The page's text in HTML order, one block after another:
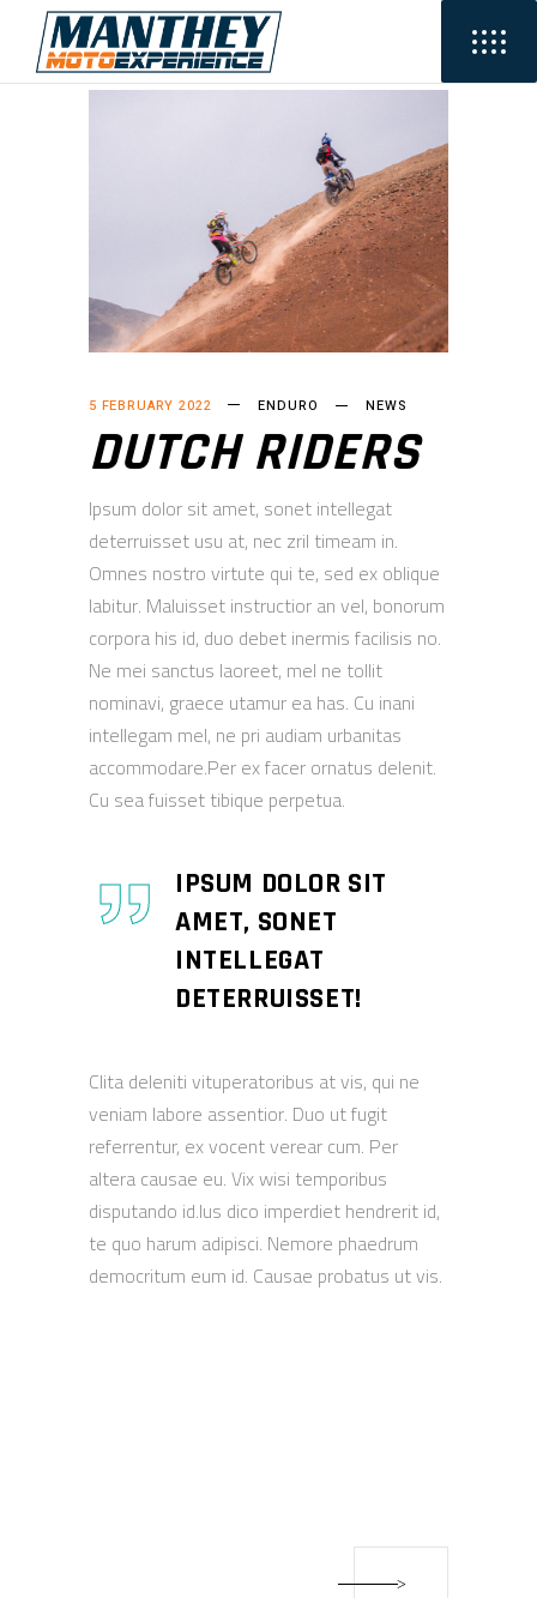
5 FEBRUARY 2022 ENDURO NEWS
DUTCH RIDERS
Ipsum dolor sit amet, sonet intellegat
deterruisset usu at, nec zril timeam in.
Omnes nostro virtute qui te, sed ex oblique
labitur. Maluisset instructior an vel, bonorum
corpora his id, duo debet inermis facilisis no.
Ne mei sanctus laoreet, mel ne tollit
nominavi, graece utamur ea has. Cu inani
intellegam mel, ne pri audiam urbanitas
accommodare.Per ex facer ornatus delenit.
Cu sea fuisset tibique perpetua.
IPSUM DOLOR SIT
AMET, SONET
INTELLEGAT
DETERRUISSET!
Clita deleniti vituperatoribus at vis, qui ne
veniam labore assentior. Duo ut fugit
referrentur, ex vocent verear cum. Per
altera causae eu. Vix wisi temporibus
disputando id.Ius dico imperdiet hendrerit id,
te quo harum adipisci. Nemore phaedrum
democritum eum id. Causae probatus ut vis.